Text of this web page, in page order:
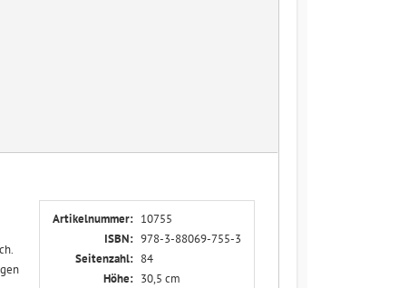
Artikelnummer: 10755
ISBN: 978-3-88069-755-3
Seitenzahl: 84
Höhe: 30,5 cm